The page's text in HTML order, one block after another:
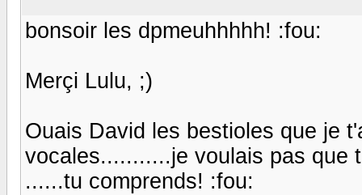
bonsoir les dpmeuhhhhh! :fou:
Merçi Lulu, ;)
Ouais David les bestioles que je
vocales...........je voulais pas que
......tu comprends! :fou: